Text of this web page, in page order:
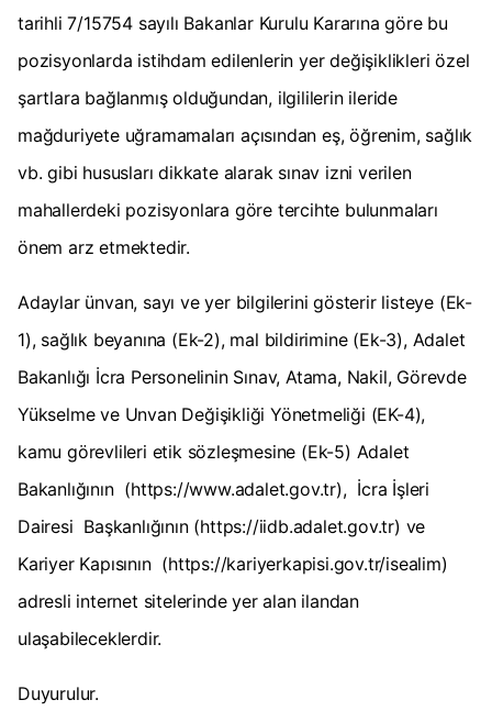
tarihli 7/15754 sayılı Bakanlar Kurulu Kararına göre bu
pozisyonlarda istihdam edilenlerin yer değişiklikleri özel
şartlara bağlanmış olduğundan, ilgililerin ileride
mağduriyete uğramamaları açısından eş, öğrenim, sağlık
vb. gibi hususları dikkate alarak sınav izni verilen
mahallerdeki pozisyonlara göre tercihte bulunmaları
önem arz etmektedir.
Adaylar ünvan, sayı ve yer bilgilerini gösterir listeye (Ek-
1), sağlık beyanına (Ek-2), mal bildirimine (Ek-3), Adalet
Bakanlığı İcra Personelinin Sınav, Atama, Nakil, Görevde
Yükselme ve Unvan Değişikliği Yönetmeliği (EK-4),
kamu görevlileri etik sözleşmesine (Ek-5) Adalet
Bakanlığının (https://www.adalet.gov.tr), İcra İşleri
Dairesi Başkanlığının (https://iidb.adalet.gov.tr) ve
Kariyer Kapısının (https://kariyerkapisi.gov.tr/isealim)
adresli internet sitelerinde yer alan ilandan
ulaşabileceklerdir.
Duyurulur.